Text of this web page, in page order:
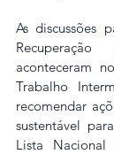
As discussões
aconteceram
Trabalho
recomendar
sustentável
Lista Nacional